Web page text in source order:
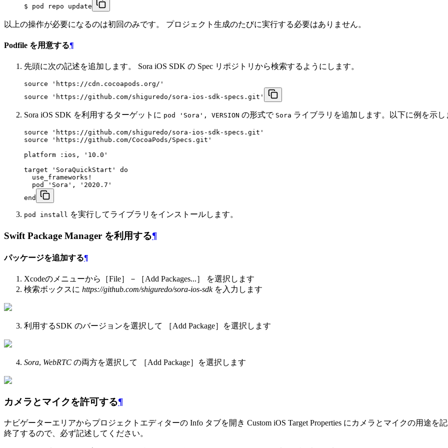
$ pod repo update
以上の操作が必要になるのは初回のみです。 プロジェクト生成のたびに実行する必要はありません。
Podfile を用意する¶
先頭に次の記述を追加します。 Sora iOS SDK の Spec リポジトリから検索するようにします。
source 'https://cdn.cocoapods.org/'
source 'https://github.com/shiguredo/sora-ios-sdk-specs.git'
Sora iOS SDK を利用するターゲットに pod 'Sora', VERSION の形式で Sora ライブラリを追加します。以下に例を示し
source 'https://github.com/shiguredo/sora-ios-sdk-specs.git'
source 'https://github.com/CocoaPods/Specs.git'
platform :ios, '10.0'
target 'SoraQuickStart' do
  use_frameworks!
  pod 'Sora', '2020.7'
end
pod install を実行してライブラリをインストールします。
Swift Package Manager を利用する¶
パッケージを追加する¶
Xcodeのメニューから［File］－［Add Packages...］ を選択します
検索ボックスに https://github.com/shiguredo/sora-ios-sdkを入力します
利用するSDK のバージョンを選択して ［Add Package］を選択します
Sora, WebRTC の両方を選択して ［Add Package］を選択します
カメラとマイクを許可する¶
ナビゲーターエリアからプロジェクトエディターの Info タブを開き Custom iOS Target Properties にカメラとマイクの用途
終了するので、必ず記述してください。